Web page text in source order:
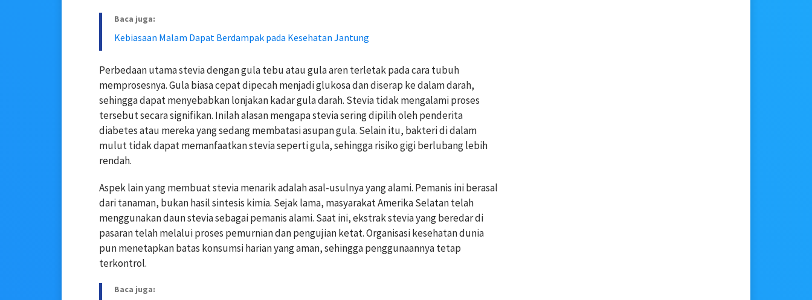
Baca juga:
Kebiasaan Malam Dapat Berdampak pada Kesehatan Jantung
Perbedaan utama stevia dengan gula tebu atau gula aren terletak pada cara tubuh
memprosesnya. Gula biasa cepat dipecah menjadi glukosa dan diserap ke dalam darah,
sehingga dapat menyebabkan lonjakan kadar gula darah. Stevia tidak mengalami proses
tersebut secara signifikan. Inilah alasan mengapa stevia sering dipilih oleh penderita
diabetes atau mereka yang sedang membatasi asupan gula. Selain itu, bakteri di dalam
mulut tidak dapat memanfaatkan stevia seperti gula, sehingga risiko gigi berlubang lebih
rendah.
Aspek lain yang membuat stevia menarik adalah asal-usulnya yang alami. Pemanis ini berasal
dari tanaman, bukan hasil sintesis kimia. Sejak lama, masyarakat Amerika Selatan telah
menggunakan daun stevia sebagai pemanis alami. Saat ini, ekstrak stevia yang beredar di
pasaran telah melalui proses pemurnian dan pengujian ketat. Organisasi kesehatan dunia
pun menetapkan batas konsumsi harian yang aman, sehingga penggunaannya tetap
terkontrol.
Baca juga: